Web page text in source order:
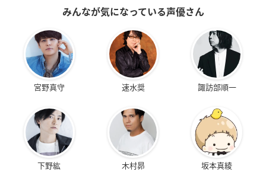
みんなが気になっている声優さん
宮野真守 速水奨 諏訪部順一
下野紘 木村昴 坂本真綾